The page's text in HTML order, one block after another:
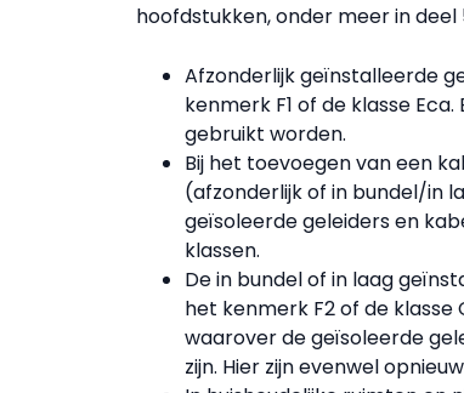
hoofdstukken, onder meer in deel
Afzonderlijk geïnstalleerde
kenmerk F1 of de klasse
gebruikt worden.
Bij het toevoegen van een
(afzonderlijk of in bundel/in
geïsoleerde geleiders en
klassen.
De in bundel of in laag
het kenmerk F2 of de
waarover de geïsoleerde
zijn. Hier zijn evenwel